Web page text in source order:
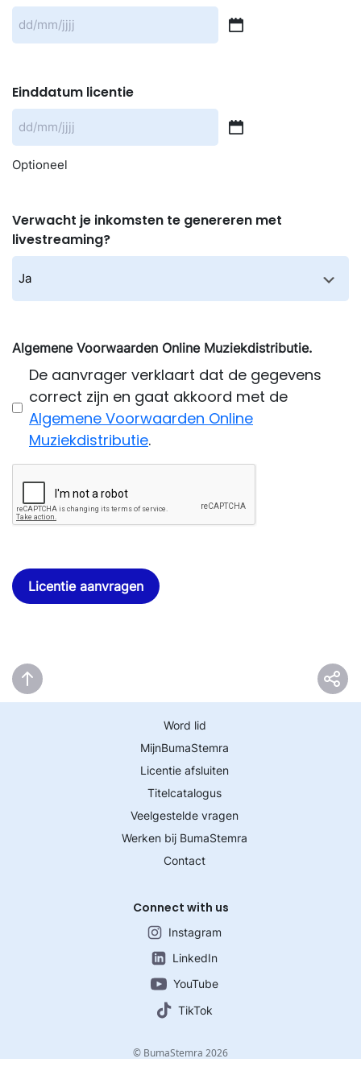
DD
slash
JJJJ
Einddatum licentie
DD
slash
JJJJ
Optioneel
Verwacht je inkomsten te genereren met
livestreaming?
Algemene Voorwaarden Online Muziekdistributie.
De aanvrager verklaart dat de gegevens
correct zijn en gaat akkoord met de
Algemene Voorwaarden Online
Muziekdistributie.
Licentie aanvragen
Word lid
MijnBumaStemra
Licentie afsluiten
Titelcatalogus
Veelgestelde vragen
Werken bij BumaStemra
Contact
Connect with us
Instagram
LinkedIn
YouTube
TikTok
© BumaStemra 2026